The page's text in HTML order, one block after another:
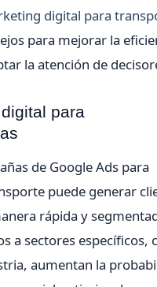
digital para
para mejorar la
la atención de
para
de Google Ads para
puede generar
rápida y
a sectores específicos,
aumentan la